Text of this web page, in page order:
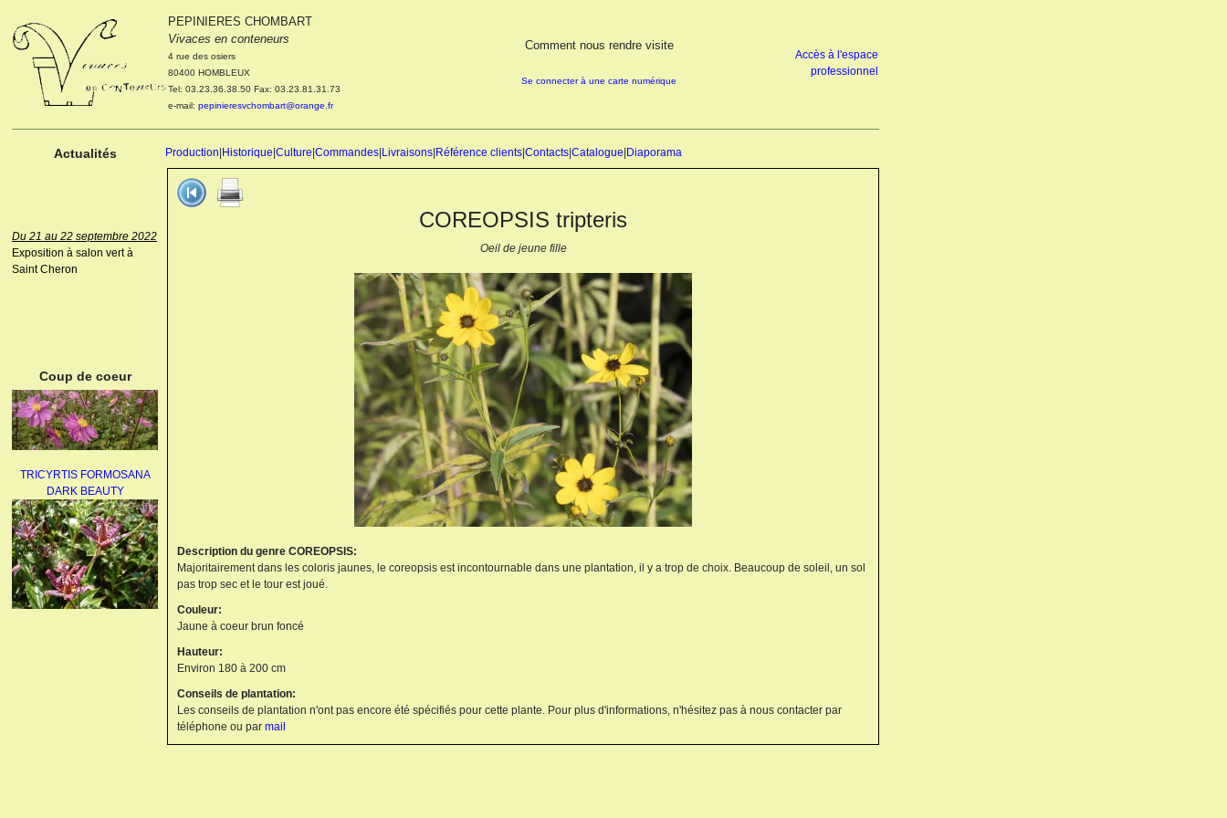
PEPINIERES CHOMBART
Vivaces en conteneurs
4 rue des osiers
80400 HOMBLEUX
Tel: 03.23.36.38.50 Fax: 03.23.81.31.73
e-mail: pepinieresvchombart@orange.fr
Comment nous rendre visite
Se connecter à une carte numérique
Accès à l'espace
professionnel
Actualités Production Historique Culture Commandes Livraisons Référence clients Contacts Catalogue Diaporama
Le 04 et 05 octobre 2022
Portes ouvertes de la
pépinière : Visite des
cultures, découverte des
nouveautés. Le rendez-vous
octobre 2022.
Du 21 au 22 septembre 2022
Exposition à salon vert à
Saint Cheron
Coup de coeur
TRICYRTIS FORMOSANA
DARK BEAUTY
COREOPSIS tripteris
Oeil de jeune fille
Description du genre COREOPSIS:
Majoritairement dans les coloris jaunes, le coreopsis est incontournable dans une plantation, il y a trop de choix. Beaucoup de soleil, un sol
pas trop sec et le tour est joué.
Couleur:
Jaune à coeur brun foncé
Hauteur:
Environ 180 à 200 cm
Conseils de plantation:
Les conseils de plantation n'ont pas encore été spécifiés pour cette plante. Pour plus d'informations, n'hésitez pas à nous contacter par
téléphone ou par mail